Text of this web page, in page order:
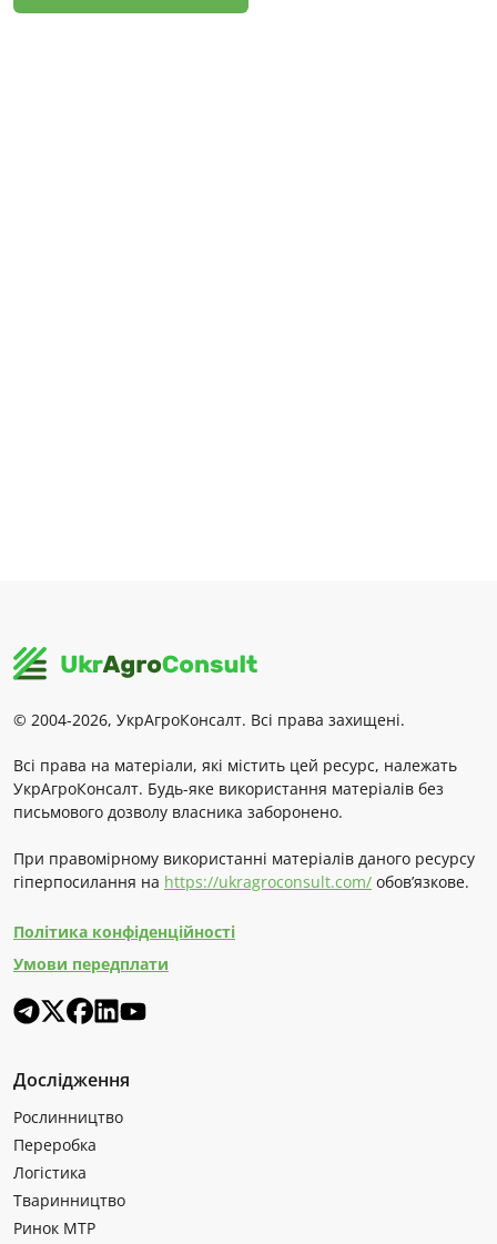
© 2004-2026, УкрАгроКонсалт. Всі права захищені.
Всі права на матеріали, які містить цей ресурс, належать
УкрАгроКонсалт. Будь-яке використання матеріалів без
письмового дозволу власника заборонено.
При правомірному використанні матеріалів даного ресурсу
гіперпосилання на https://ukragroconsult.com/ обов’язкове.
Політика конфіденційності
Умови передплати
Дослідження
Рослинництво
Переробка
Логістика
Тваринництво
Ринок МТР